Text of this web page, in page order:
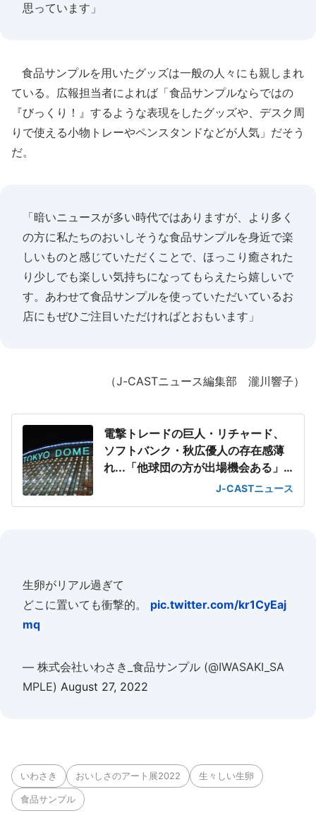
思っています」
食品サンプルを用いたグッズは一般の人々にも親しまれ
ている。広報担当者によれば「食品サンプルならではの
『びっくり！』するような表現をしたグッズや、デスク周
りで使える小物トレーやペンスタンドなどが人気」だそう
だ。
「暗いニュースが多い時代ではありますが、より多く
の方に私たちのおいしそうな食品サンプルを身近で楽
しいものと感じていただくことで、ほっこり癒された
り少しでも楽しい気持ちになってもらえたら嬉しいで
す。あわせて食品サンプルを使っていただいているお
店にもぜひご注目いただければとおもいます」
（J-CASTニュース編集部 瀧川響子）
電撃トレードの巨人・リチャード、
ソフトバンク・秋広優人の存在感薄
れ...「他球団の方が出場機会ある」
J-CASTニュース
生卵がリアル過ぎて
どこに置いても衝撃的。 pic.twitter.com/kr1CyEaj
mq
— 株式会社いわさき_食品サンプル (@IWASAKI_SA
MPLE) August 27, 2022
いわさき おいしさのアート展2022 生々しい生卵
食品サンプル